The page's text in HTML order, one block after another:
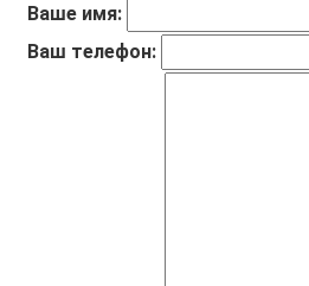
Ваше имя:
Ваш телефон: